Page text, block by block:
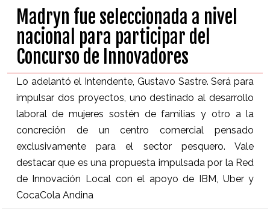
Madryn fue seleccionada a nivel
nacional para participar del
Concurso de Innovadores
Lo adelantó el Intendente, Gustavo Sastre. Será para
impulsar dos proyectos, uno destinado al desarrollo
laboral de mujeres sostén de familias y otro a la
concreción de un centro comercial pensado
exclusivamente para el sector pesquero. Vale
destacar que es una propuesta impulsada por la Red
de Innovación Local con el apoyo de IBM, Uber y
CocaCola Andina